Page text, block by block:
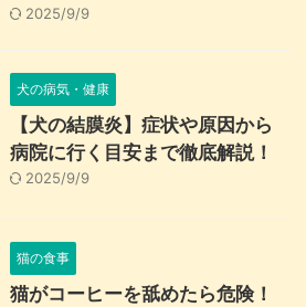
2025/9/9
犬の病気・健康
【犬の結膜炎】症状や原因から
病院に行く目安まで徹底解説！
2025/9/9
猫の食事
猫がコーヒーを舐めたら危険！